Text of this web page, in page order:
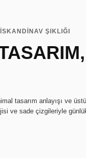
ŞIKLIĞI
tasarım anlayışı ve
ve sade çizgileriyle